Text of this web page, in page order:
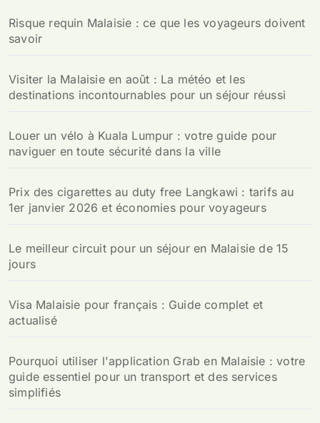
Risque requin Malaisie : ce que les voyageurs doivent
savoir
Visiter la Malaisie en août : La météo et les
destinations incontournables pour un séjour réussi
Louer un vélo à Kuala Lumpur : votre guide pour
naviguer en toute sécurité dans la ville
Prix des cigarettes au duty free Langkawi : tarifs au
1er janvier 2026 et économies pour voyageurs
Le meilleur circuit pour un séjour en Malaisie de 15
jours
Visa Malaisie pour français : Guide complet et
actualisé
Pourquoi utiliser l'application Grab en Malaisie : votre
guide essentiel pour un transport et des services
simplifiés